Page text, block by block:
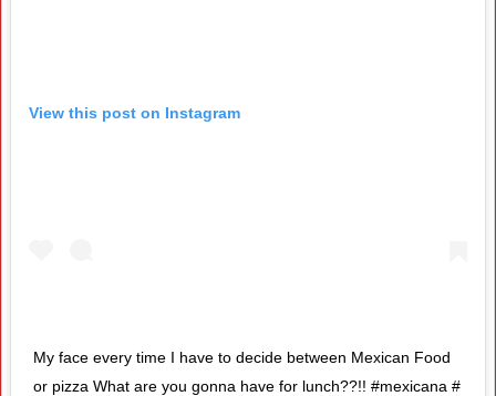
View this post on Instagram
My face every time I have to decide between Mexican Food
or pizza What are you gonna have for lunch??!! #mexicana #